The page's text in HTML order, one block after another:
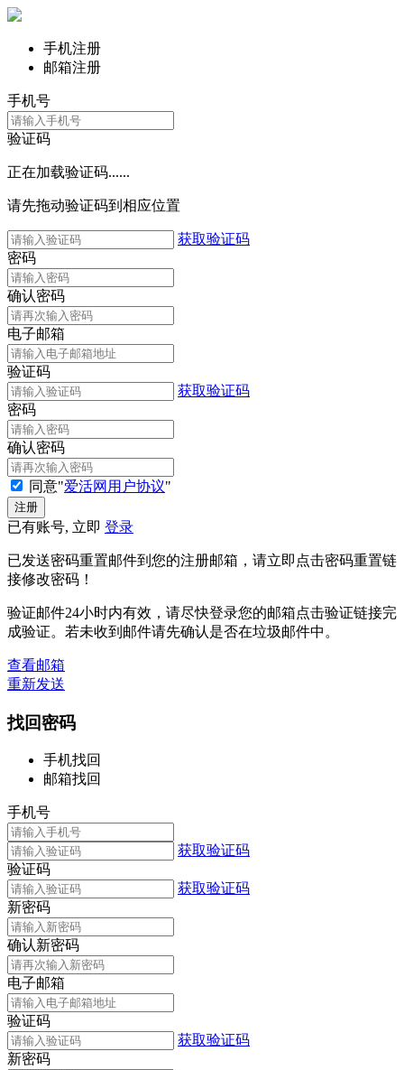
手机注册
邮箱注册
手机号
验证码
正在加载验证码......
请先拖动验证码到相应位置
获取验证码
密码
确认密码
电子邮箱
验证码
获取验证码
密码
确认密码
同意"爱活网用户协议"
已有账号, 立即 登录
已发送密码重置邮件到您的注册邮箱，请立即点击密码重置链
接修改密码！
验证邮件24小时内有效，请尽快登录您的邮箱点击验证链接完
成验证。若未收到邮件请先确认是否在垃圾邮件中。
查看邮箱
重新发送
找回密码
手机找回
邮箱找回
手机号
获取验证码
验证码
获取验证码
新密码
确认新密码
电子邮箱
验证码
获取验证码
新密码